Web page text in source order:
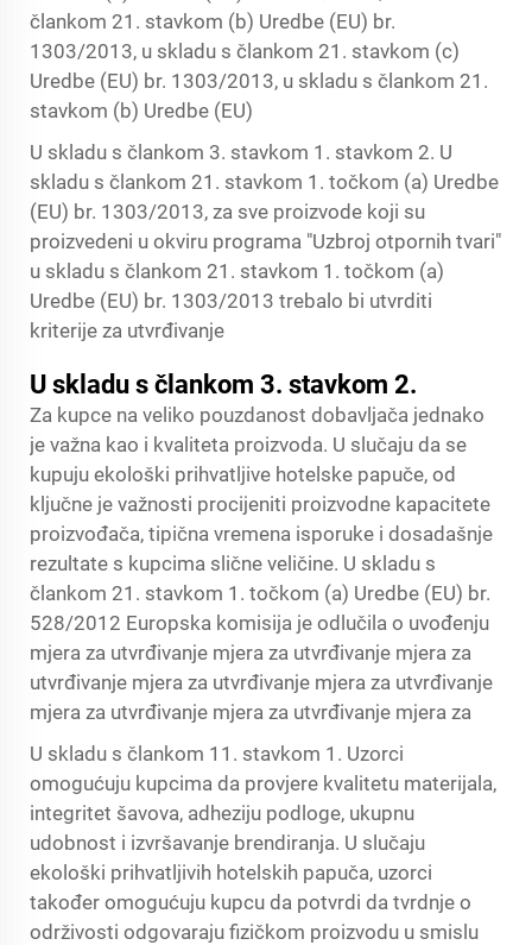
člankom 21. stavkom (b) Uredbe (EU) br.
1303/2013, u skladu s člankom 21. stavkom (c)
Uredbe (EU) br. 1303/2013, u skladu s člankom 21.
stavkom (b) Uredbe (EU)
U skladu s člankom 3. stavkom 1. stavkom 2. U
skladu s člankom 21. stavkom 1. točkom (a) Uredbe
(EU) br. 1303/2013, za sve proizvode koji su
proizvedeni u okviru programa "Uzbroj otpornih tvari"
u skladu s člankom 21. stavkom 1. točkom (a)
Uredbe (EU) br. 1303/2013 trebalo bi utvrditi
kriterije za utvrđivanje
U skladu s člankom 3. stavkom 2.
Za kupce na veliko pouzdanost dobavljača jednako
je važna kao i kvaliteta proizvoda. U slučaju da se
kupuju ekološki prihvatljive hotelske papuče, od
ključne je važnosti procijeniti proizvodne kapacitete
proizvođača, tipična vremena isporuke i dosadašnje
rezultate s kupcima slične veličine. U skladu s
člankom 21. stavkom 1. točkom (a) Uredbe (EU) br.
528/2012 Europska komisija je odlučila o uvođenju
mjera za utvrđivanje mjera za utvrđivanje mjera za
utvrđivanje mjera za utvrđivanje mjera za utvrđivanje
mjera za utvrđivanje mjera za utvrđivanje mjera za
U skladu s člankom 11. stavkom 1. Uzorci
omogućuju kupcima da provjere kvalitetu materijala,
integritet šavova, adheziju podloge, ukupnu
udobnost i izvršavanje brendiranja. U slučaju
ekološki prihvatljivih hotelskih papuča, uzorci
također omogućuju kupcu da potvrdi da tvrdnje o
održivosti odgovaraju fizičkom proizvodu u smislu